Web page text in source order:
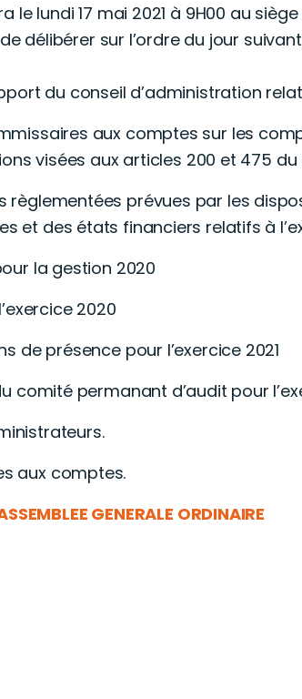
le lundi 17 mai 2021 à 9H00 au
délibérer sur l’ordre du jour
du conseil d’administration
aux comptes sur les
visées aux articles 200 et 475
prévues par les
et des états financiers relatifs à
la gestion 2020
2020
de présence pour l’exercice 2021
comité permanant d’audit pour
aux comptes.
GENERALE ORDINAIRE